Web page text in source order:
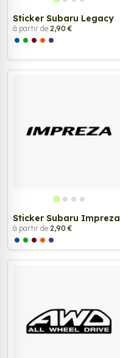
Sticker Subaru Legacy
à partir de 2,90 €
Sticker Subaru Impreza
à partir de 2,90 €